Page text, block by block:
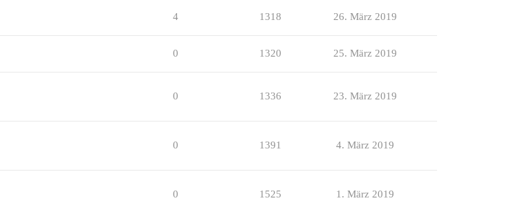
4 1318 26. März 2019
0 1320 25. März 2019
0 1336 23. März 2019
0 1391 4. März 2019
0 1525 1. März 2019